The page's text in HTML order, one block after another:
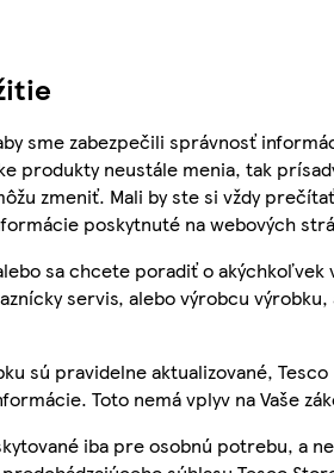
sme zabezpečili správnosť
produkty neustále menia, tak
zmeniť. Mali by ste si vždy
poskytnuté na webových
sa chcete poradiť o akýchkoľvek
servis, alebo výrobcu
sú pravidelne aktualizované,
Toto nemá vplyv na Vaše
iba pre osobnú potrebu, a